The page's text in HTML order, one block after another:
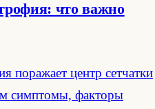
что важно
поражает центр сетчатки
симптомы, факторы